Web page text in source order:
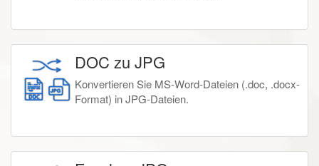
DOC zu JPG
Konvertieren Sie MS-Word-Dateien (.doc, .docx-
Format) in JPG-Dateien.